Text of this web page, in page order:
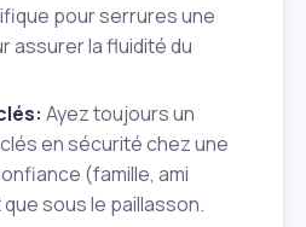
pour serrures une
assurer la fluidité du
Ayez toujours un
en sécurité chez une
(famille, ami
sous le paillasson.